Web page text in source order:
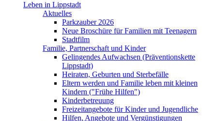
Leben in Lippstadt
Aktuelles
Parkzauber 2026
Neue Broschüre für Familien mit Teenagern
Stadtfilm
Familie, Partnerschaft und Kinder
Gelingendes Aufwachsen (Präventionskette
Lippstadt)
Heiraten, Geburten und Sterbefälle
Eltern werden und Familie leben mit kleinen
Kindern ("Frühe Hilfen")
Kinderbetreuung
Freizeitangebote für Kinder und Jugendliche
Hilfen, Angebote und Vergünstigungen